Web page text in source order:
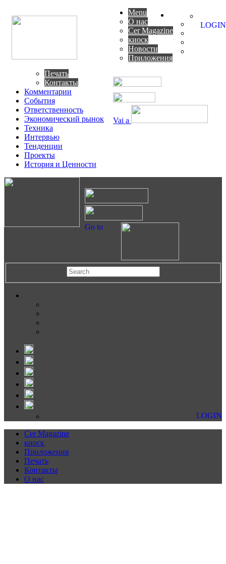
Vai a
Menu
О нас
Cer Magazine
киоск
Новости
Приложения
Печать
Контакты
Комментарии
События
Ответственность
Экономический рынок
Техника
Интервью
Тенденции
Проекты
История и Ценности
LOGIN
Go to
LOGIN
Cer Magazine
киоск
Приложения
Печать
Контакты
О нас